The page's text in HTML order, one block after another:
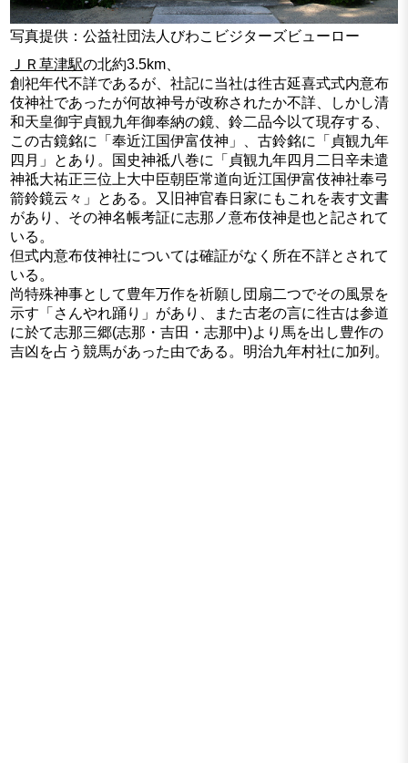
写真提供：公益社団法人びわこビジターズビューロー
ＪＲ草津駅の北約3.5km、
創祀年代不詳であるが、社記に当社は徃古延喜式式内意布
伎神社であったが何故神号が改称されたか不詳、しかし清
和天皇御宇貞観九年御奉納の鏡、鈴二品今以て現存する、
この古鏡銘に「奉近江国伊富伎神」、古鈴銘に「貞観九年
四月」とあり。国史神祗八巻に「貞観九年四月二日辛未遣
神祗大祐正三位上大中臣朝臣常道向近江国伊富伎神社奉弓
箭鈴鏡云々」とある。又旧神官春日家にもこれを表す文書
があり、その神名帳考証に志那ノ意布伎神是也と記されて
いる。
但式内意布伎神社については確証がなく所在不詳とされて
いる。
尚特殊神事として豊年万作を祈願し団扇二つでその風景を
示す「さんやれ踊り」があり、また古老の言に徃古は参道
に於て志那三郷(志那・吉田・志那中)より馬を出し豊作の
吉凶を占う競馬があった由である。明治九年村社に加列。